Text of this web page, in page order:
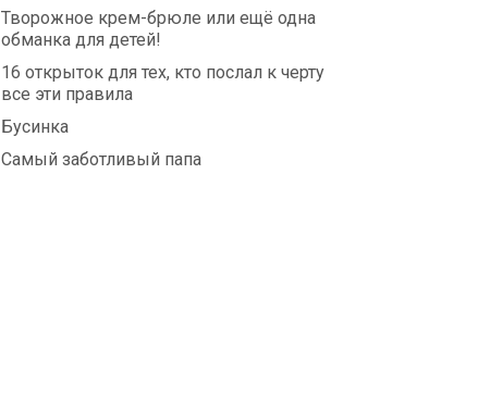
Творожное крем-брюле или ещё одна
обманка для детей!
16 открыток для тех, кто послал к черту
все эти правила
Бусинка
Самый заботливый папа